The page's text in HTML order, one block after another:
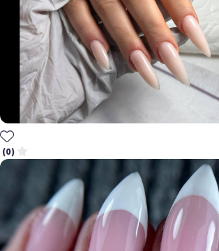
(0)